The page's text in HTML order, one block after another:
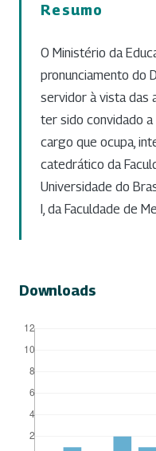
Resumo
O Ministério da
pronunciamento do
servidor à vista das
ter sido convidado
cargo que ocupa,
catedrático da
Universidade do
I, da Faculdade de
Downloads